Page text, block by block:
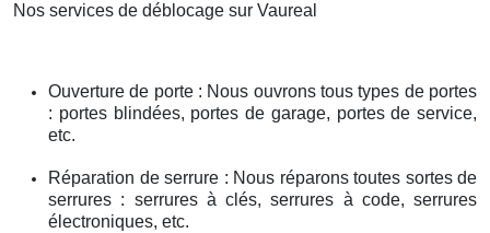
Nos services de déblocage sur Vaureal
Ouverture de porte : Nous ouvrons tous types de portes
: portes blindées, portes de garage, portes de service,
etc.
Réparation de serrure : Nous réparons toutes sortes de
serrures : serrures à clés, serrures à code, serrures
électroniques, etc.